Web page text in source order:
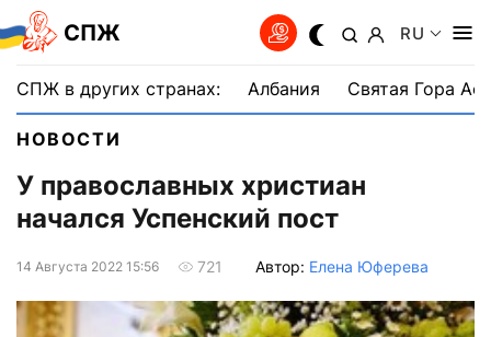
СПЖ RU
СПЖ в других странах: Албания Святая Гора
НОВОСТИ
У православных христиан
начался Успенский пост
14 Августа 2022 15:56 721 Автор: Елена Юферева